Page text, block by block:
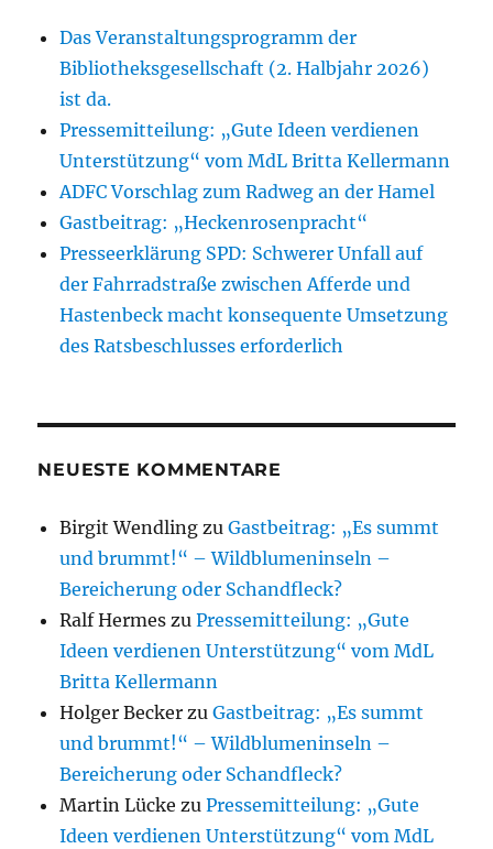
Das Veranstaltungsprogramm der
Bibliotheksgesellschaft (2. Halbjahr 2026)
ist da.
Pressemitteilung: „Gute Ideen verdienen
Unterstützung“ vom MdL Britta Kellermann
ADFC Vorschlag zum Radweg an der Hamel
Gastbeitrag: „Heckenrosenpracht“
Presseerklärung SPD: Schwerer Unfall auf
der Fahrradstraße zwischen Afferde und
Hastenbeck macht konsequente Umsetzung
des Ratsbeschlusses erforderlich
NEUESTE KOMMENTARE
Birgit Wendling zuGastbeitrag: „Es summt
und brummt!“ – Wildblumeninseln –
Bereicherung oder Schandfleck?
Ralf Hermes zuPressemitteilung: „Gute
Ideen verdienen Unterstützung“ vom MdL
Britta Kellermann
Holger Becker zuGastbeitrag: „Es summt
und brummt!“ – Wildblumeninseln –
Bereicherung oder Schandfleck?
Martin Lücke zuPressemitteilung: „Gute
Ideen verdienen Unterstützung“ vom MdL